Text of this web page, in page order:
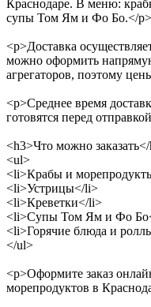
Краснодаре. В меню:
супы Том Ям и Фо Бо.</p>
<p>Доставка
можно оформить
агрегаторов, поэтому
<p>Среднее время
готовятся перед
<h3>Что можно
<ul>
<li>Крабы и
<li>Устрицы</li>
<li>Креветки</li>
<li>Супы Том Ям и Фо
<li>Горячие блюда и
</ul>
<p>Оформите заказ
морепродуктов в